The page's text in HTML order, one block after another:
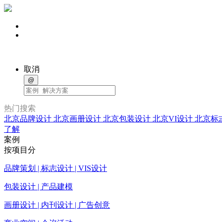
取消
@
热门搜索
北京品牌设计 北京画册设计 北京包装设计 北京VI设计 北京标
了解
案例
按项目分
品牌策划 | 标志设计 | VIS设计
包装设计 | 产品建模
画册设计 | 内刊设计 | 广告创意